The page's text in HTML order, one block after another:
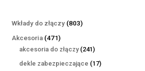
Wkłady do złączy 803803
Akcesoria 471471
produktów
akcesoria do złączy 241241
produktów
dekle zabezpieczające 1717